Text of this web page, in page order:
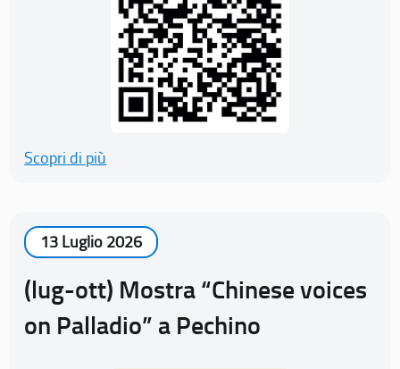
Scopri di più
13 Luglio 2026
(lug-ott) Mostra “Chinese voices
on Palladio” a Pechino